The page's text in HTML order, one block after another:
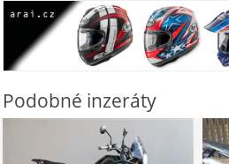
Podobné inzeráty